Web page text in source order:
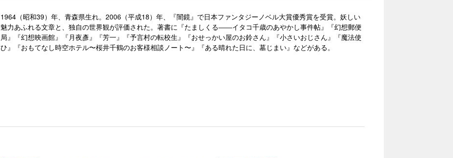
1964（昭和39）年、青森県生れ。2006（平成18）年、『闇鏡』で日本ファンタジーノベル大賞優秀賞を受賞。妖しい
魅力あふれる文章と、独自の世界観が評価された。著書に『たましくる――イタコ千歳のあやかし事件帖』『幻想郵便
局』『幻想映画館』『月夜彥』『芳一』『予言村の転校生』『おせっかい屋のお鈴さん』『小さいおじさん』『魔法使
ひ』『おもてなし時空ホテル〜桜井千鶴のお客様相談ノート〜』『ある晴れた日に、墓じまい』などがある。